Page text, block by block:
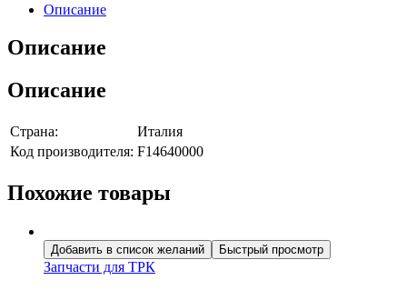
Описание
Описание
Описание
Страна:
Италия
Код производителя: F14640000
Похожие товары
Добавить в список желаний Быстрый просмотр
Запчасти для ТРК